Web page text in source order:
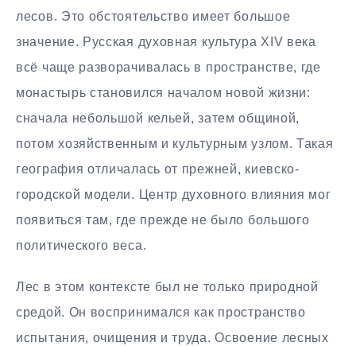
лесов. Это обстоятельство имеет большое
значение. Русская духовная культура XIV века
всё чаще разворачивалась в пространстве, где
монастырь становился началом новой жизни:
сначала небольшой кельей, затем общиной,
потом хозяйственным и культурным узлом. Такая
география отличалась от прежней, киевско-
городской модели. Центр духовного влияния мог
появиться там, где прежде не было большого
политического веса.
Лес в этом контексте был не только природной
средой. Он воспринимался как пространство
испытания, очищения и труда. Освоение лесных